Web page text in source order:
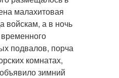
малахитовая
войскам, а в ночь
подвалов, порча
комнатах,
зимний